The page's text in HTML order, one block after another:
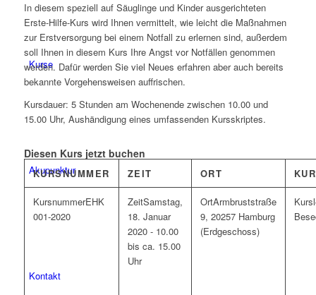
Kurse
Akupunktur
Kontakt
In diesem speziell auf Säuglinge und Kinder ausgerichteten
Erste-Hilfe-Kurs wird Ihnen vermittelt, wie leicht die Maßnahmen
zur Erstversorgung bei einem Notfall zu erlernen sind, außerdem
soll Ihnen in diesem Kurs Ihre Angst vor Notfällen genommen
werden. Dafür werden Sie viel Neues erfahren aber auch bereits
bekannte Vorgehensweisen auffrischen.
Kursdauer: 5 Stunden am Wochenende zwischen 10.00 und
15.00 Uhr, Aushändigung eines umfassenden Kursskriptes.
Diesen Kurs jetzt buchen
KURSNUMMER ZEIT ORT
EHK
001-2020
Samstag,
18. Januar
2020 - 10.00
bis ca. 15.00
Uhr
Armbruststraße
9, 20257 Hamburg
(Erdgeschoss)